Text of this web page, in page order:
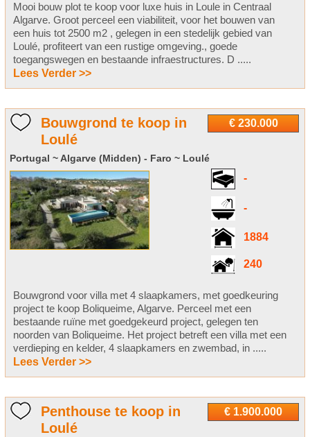
Mooi bouw plot te koop voor luxe huis in Loule in Centraal
Algarve. Groot perceel een viabiliteit, voor het bouwen van
een huis tot 2500 m2 , gelegen in een stedelijk gebied van
Loulé, profiteert van een rustige omgeving., goede
toegangswegen en bestaande infraestructures. D .....
Lees Verder >>
€ 230.000
Bouwgrond te koop in
Loulé
Portugal ~ Algarve (Midden) - Faro ~ Loulé
-
-
1884
240
Bouwgrond voor villa met 4 slaapkamers, met goedkeuring
project te koop Boliqueime, Algarve. Perceel met een
bestaande ruïne met goedgekeurd project, gelegen ten
noorden van Boliqueime. Het project betreft een villa met een
verdieping en kelder, 4 slaapkamers en zwembad, in .....
Lees Verder >>
€ 1.900.000
Penthouse te koop in
Loulé